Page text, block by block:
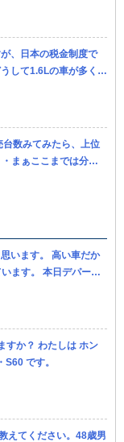
、日本の税金制度で
して1.6Lの車が多く存
、BMWの...
数みてみたら、上位
まぁここまでは分か
ーラーの評判はあま
います。 高い車だか
ます。 本日デパート
をしていました。 ...
すか？ わたしは ホン
です。
えてください。48歳男